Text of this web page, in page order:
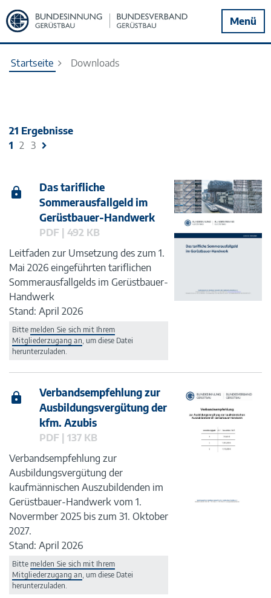
Zur
Startseite
Menü
Startseite Downloads
21 Ergebnisse
1 2 3
Das tarifliche
Sommerausfallgeld im
Gerüstbauer-Handwerk
PDF | 492 KB
Leitfaden zur Umsetzung des zum 1.
Mai 2026 eingeführten tariflichen
Sommerausfallgelds im Gerüstbauer-
Handwerk
Stand: April 2026
Bitte melden Sie sich mit Ihrem
Mitgliederzugang an, um diese Datei
herunterzuladen.
Verbandsempfehlung zur
Ausbildungsvergütung der
kfm. Azubis
PDF | 137 KB
Verbandsempfehlung zur
Ausbildungsvergütung der
kaufmännischen Auszubildenden im
Gerüstbauer-Handwerk vom 1.
Novermber 2025 bis zum 31. Oktober
2027.
Stand: April 2026
Bitte melden Sie sich mit Ihrem
Mitgliederzugang an, um diese Datei
herunterzuladen.